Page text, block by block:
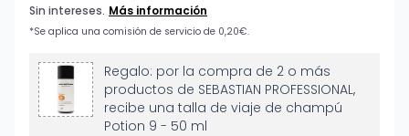
Regalo: por la compra de 2 o más
productos de SEBASTIAN PROFESSIONAL,
recibe una talla de viaje de champú
Potion 9 - 50 ml